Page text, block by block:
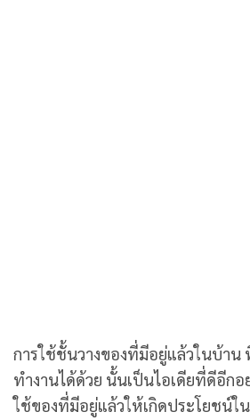
การใช้ชั้นวางของที่มีอยู่แล้วในบ้าน
ทำงานได้ด้วย นั้นเป็นไอเดียที่ดีอีกอ
ใช้ของที่มีอยู่แล้วให้เกิดประโยชน์ใ